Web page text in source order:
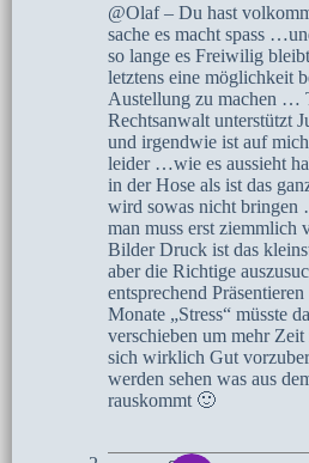
@Olaf – Du hast
sache es macht spass
so lange es Freiwilig
letztens eine möglichkeit
Austellung zu machen …
Rechtsanwalt unterstützt
und irgendwie ist auf
leider …wie es aussieht
in der Hose als ist das
wird sowas nicht bringen
man muss erst ziemmlich
Bilder Druck ist das
aber die Richtige
entsprechend
Monate „Stress“ müsste
verschieben um mehr Zeit
sich wirklich Gut
werden sehen was aus
rauskommt 🙂